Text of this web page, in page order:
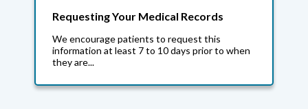
Requesting Your Medical Records
We encourage patients to request this
information at least 7 to 10 days prior to when
they are...